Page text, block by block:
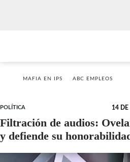
MAFIA EN IPS ABC EMPLEOS
POLÍTICA 14 DE
Filtración de audios:
y defiende su